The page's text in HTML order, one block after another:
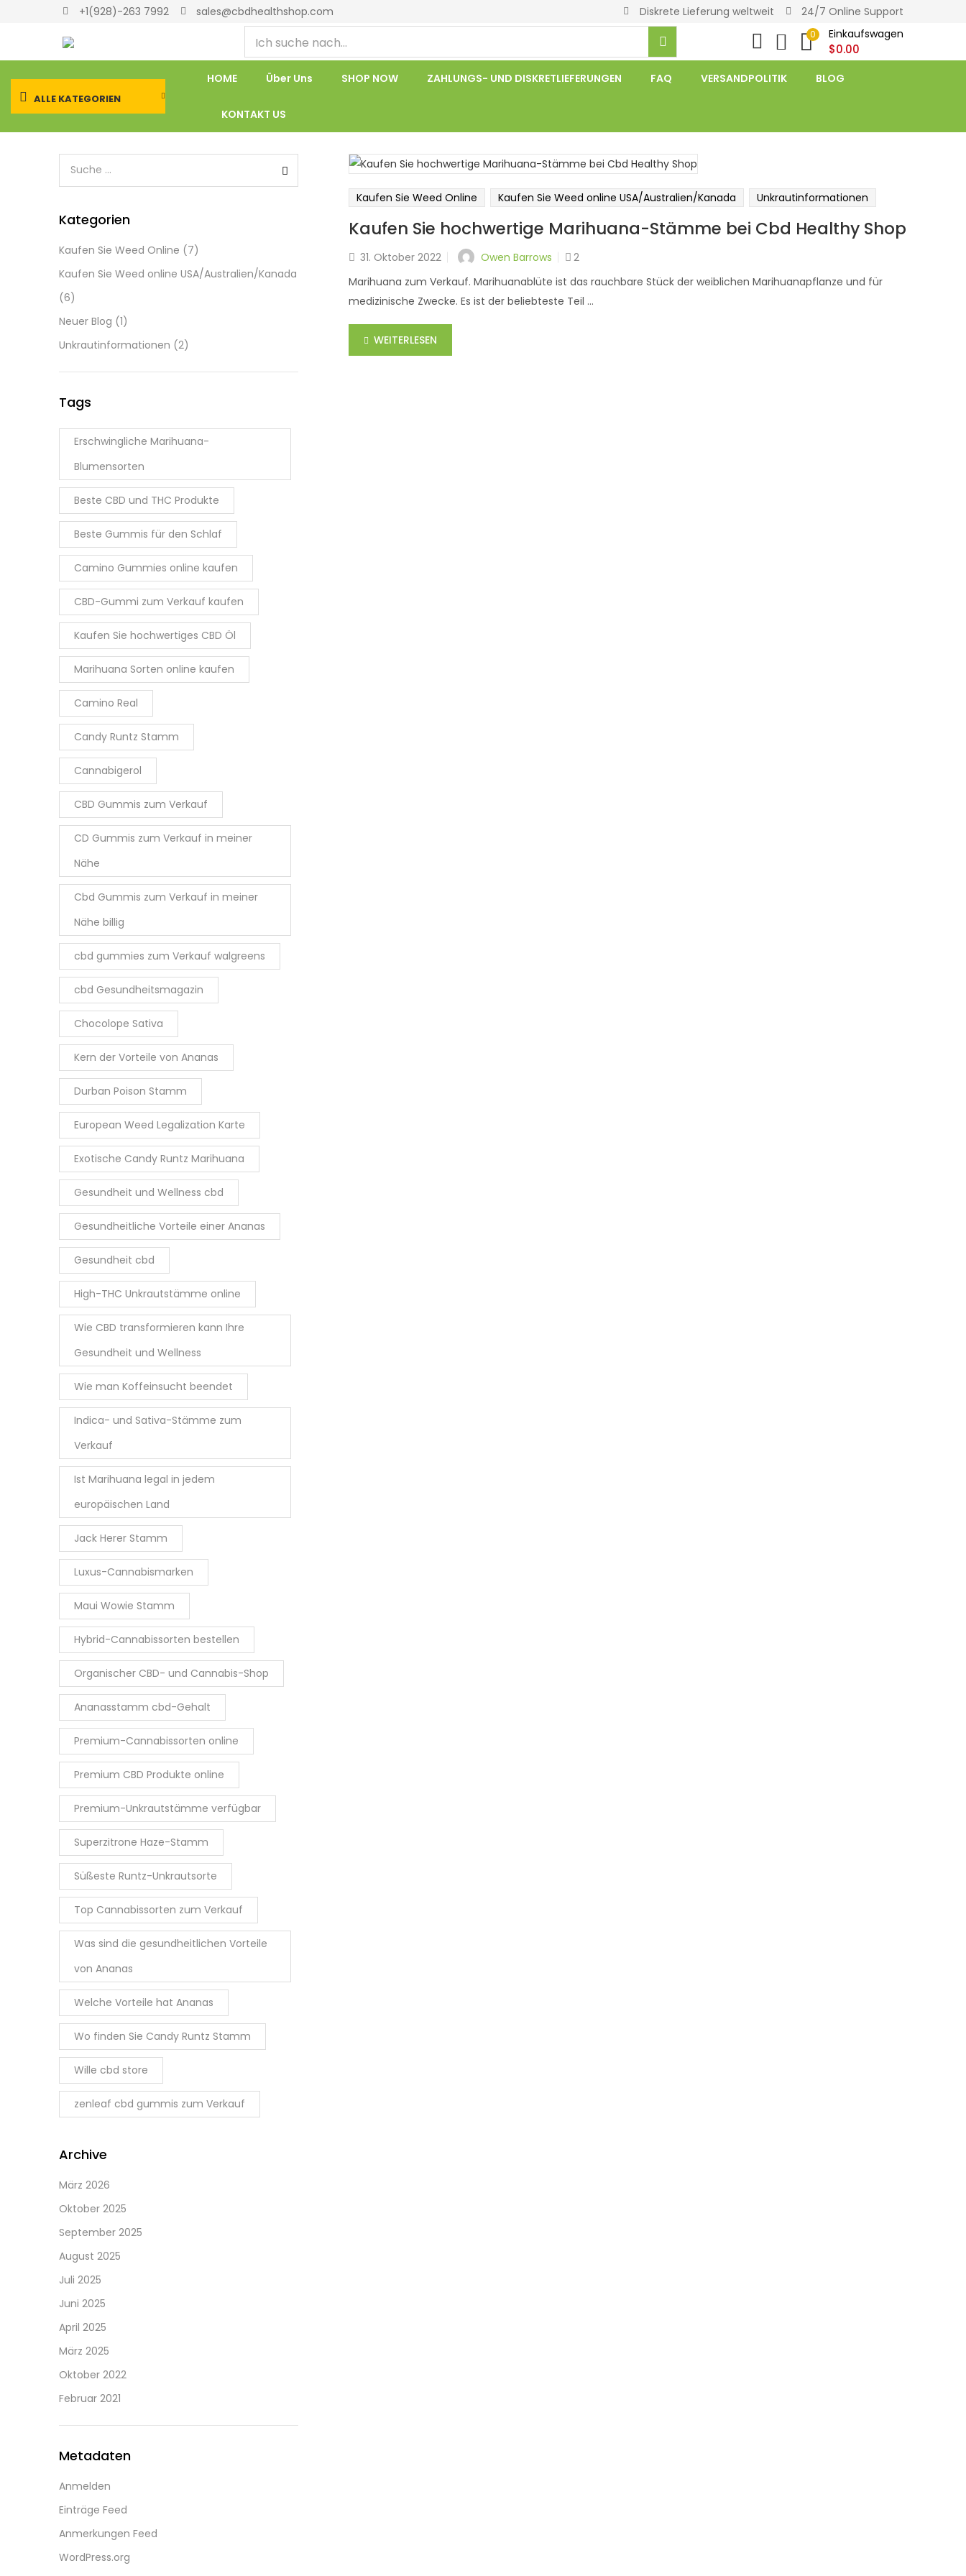
+1(928)-263 7992 sales@cbdhealthshop.com Diskrete Lieferung weltweit 24/7 Online Support
0 Einkaufswagen
$0.00
ALLE KATEGORIEN
HOME Über Uns SHOP NOW ZAHLUNGS- UND DISKRETLIEFERUNGEN FAQ VERSANDPOLITIK BLOG
KONTAKT US
Kaufen Sie Weed Online Kaufen Sie Weed online USA/Australien/Kanada Unkrautinformationen
Kaufen Sie hochwertige Marihuana-Stämme bei Cbd Healthy Shop
31. Oktober 2022 Owen Barrows
2
Marihuana zum Verkauf. Marihuanablüte ist das rauchbare Stück der weiblichen Marihuanapflanze und für
medizinische Zwecke. Es ist der beliebteste Teil ...
WEITERLESEN
Kategorien
Kaufen Sie Weed Online (7)
Kaufen Sie Weed online USA/Australien/Kanada
(6)
Neuer Blog (1)
Unkrautinformationen (2)
Tags
Erschwingliche Marihuana-
Blumensorten
Beste CBD und THC Produkte
Beste Gummis für den Schlaf
Camino Gummies online kaufen
CBD-Gummi zum Verkauf kaufen
Kaufen Sie hochwertiges CBD Öl
Marihuana Sorten online kaufen
Camino Real
Candy Runtz Stamm
Cannabigerol
CBD Gummis zum Verkauf
CD Gummis zum Verkauf in meiner
Nähe
Cbd Gummis zum Verkauf in meiner
Nähe billig
cbd gummies zum Verkauf walgreens
cbd Gesundheitsmagazin
Chocolope Sativa
Kern der Vorteile von Ananas
Durban Poison Stamm
European Weed Legalization Karte
Exotische Candy Runtz Marihuana
Gesundheit und Wellness cbd
Gesundheitliche Vorteile einer Ananas
Gesundheit cbd
High-THC Unkrautstämme online
Wie CBD transformieren kann Ihre
Gesundheit und Wellness
Wie man Koffeinsucht beendet
Indica- und Sativa-Stämme zum
Verkauf
Ist Marihuana legal in jedem
europäischen Land
Jack Herer Stamm
Luxus-Cannabismarken
Maui Wowie Stamm
Hybrid-Cannabissorten bestellen
Organischer CBD- und Cannabis-Shop
Ananasstamm cbd-Gehalt
Premium-Cannabissorten online
Premium CBD Produkte online
Premium-Unkrautstämme verfügbar
Superzitrone Haze-Stamm
Süßeste Runtz-Unkrautsorte
Top Cannabissorten zum Verkauf
Was sind die gesundheitlichen Vorteile
von Ananas
Welche Vorteile hat Ananas
Wo finden Sie Candy Runtz Stamm
Wille cbd store
zenleaf cbd gummis zum Verkauf
Archive
März 2026
Oktober 2025
September 2025
August 2025
Juli 2025
Juni 2025
April 2025
März 2025
Oktober 2022
Februar 2021
Metadaten
Anmelden
Einträge Feed
Anmerkungen Feed
WordPress.org